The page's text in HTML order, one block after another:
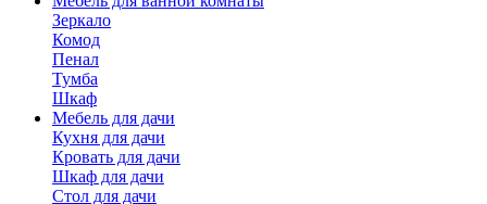
Зеркало
Комод
Пенал
Тумба
Шкаф
Мебель для дачи
Кухня для дачи
Кровать для дачи
Шкаф для дачи
Стол для дачи